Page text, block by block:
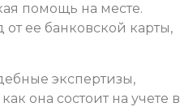
помощь на месте.
от ее банковской карты,
экспертизы,
она состоит на учете в